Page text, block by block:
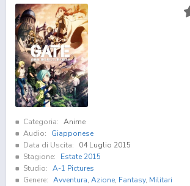
Categoria: Anime
Audio:
Giapponese
Data di Uscita:
04 Luglio 2015
Stagione:
Estate 2015
Studio: A-1 Pictures
Genere: Avventura, Azione, Fantasy, Militari